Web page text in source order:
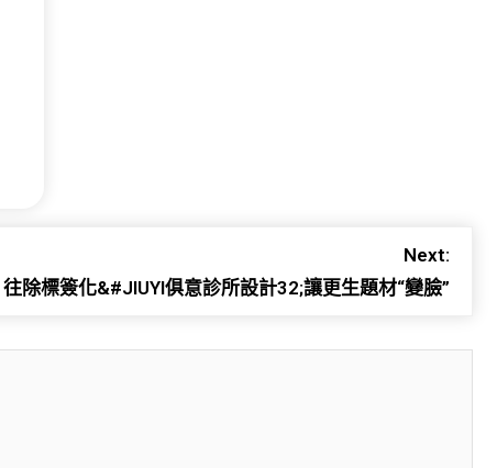
Next:
往除標簽化&#JIUYI俱意診所設計32;讓更生題材“變臉”